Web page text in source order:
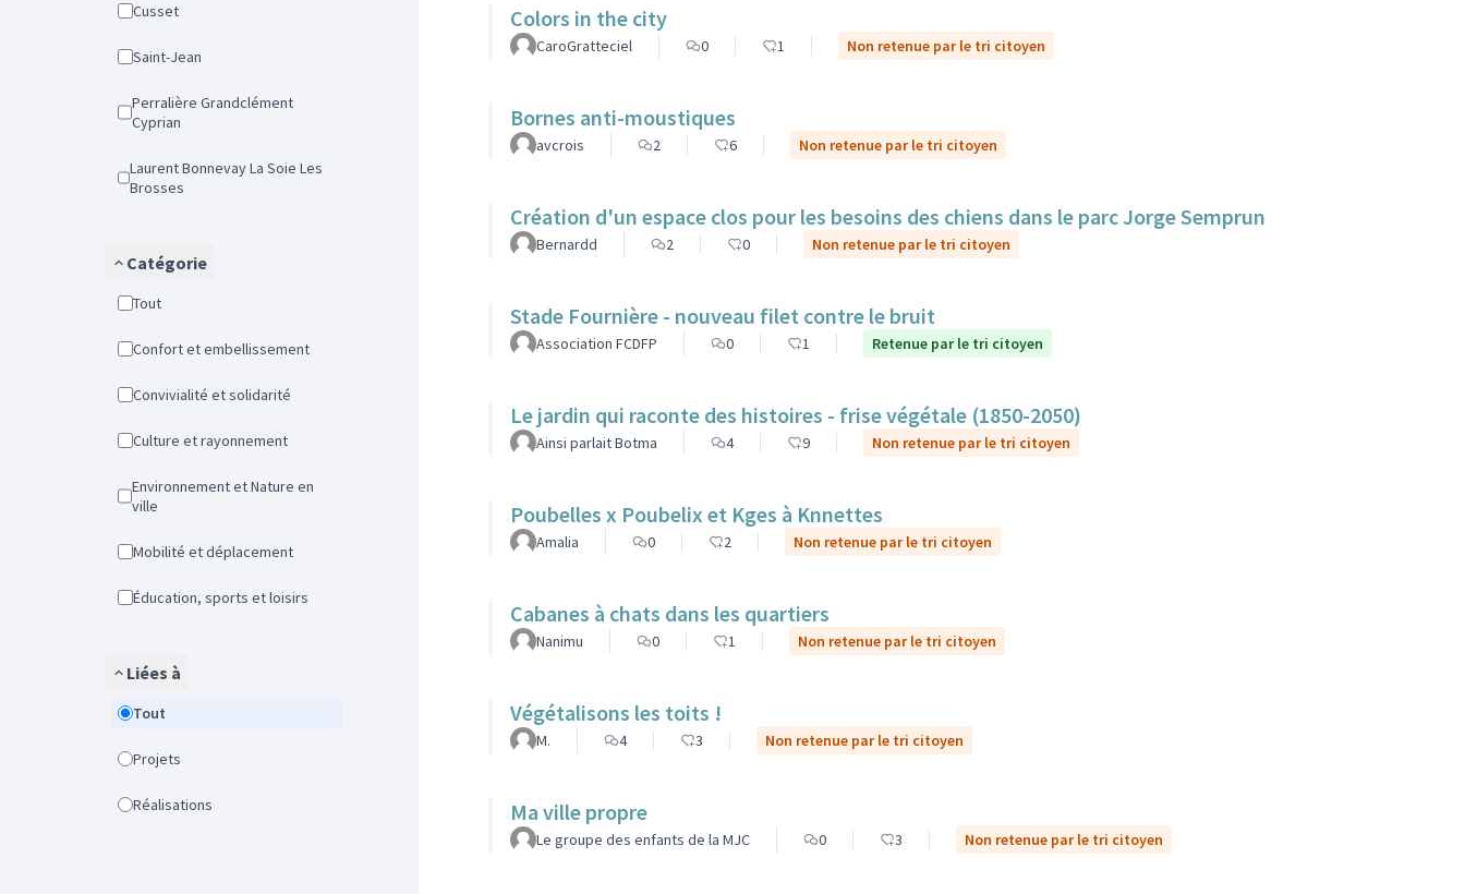
Cusset
Saint-Jean
Perralière Grandclément
Cyprian
Laurent Bonnevay La Soie Les
Brosses
Catégorie
Tout
Confort et embellissement
Convivialité et solidarité
Culture et rayonnement
Environnement et Nature en
ville
Mobilité et déplacement
Éducation, sports et loisirs
Liées à
Tout
Projets
Réalisations
Colors in the city
CaroGratteciel 0 1 Non retenue par le tri citoyen
Bornes anti-moustiques
avcrois 2 6 Non retenue par le tri citoyen
Création d'un espace clos pour les besoins des chiens dans le parc Jorge Semprun
Bernardd 2 0 Non retenue par le tri citoyen
Stade Fournière - nouveau filet contre le bruit
Association FCDFP 0 1 Retenue par le tri citoyen
Le jardin qui raconte des histoires - frise végétale (1850-2050)
Ainsi parlait Botma 4 9 Non retenue par le tri citoyen
Poubelles x Poubelix et Kges à Knnettes
Amalia 0 2 Non retenue par le tri citoyen
Cabanes à chats dans les quartiers
Nanimu 0 1 Non retenue par le tri citoyen
Végétalisons les toits !
M. 4 3 Non retenue par le tri citoyen
Ma ville propre
Le groupe des enfants de la MJC 0 3 Non retenue par le tri citoyen